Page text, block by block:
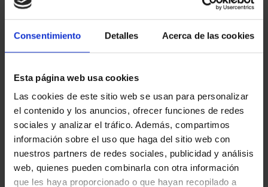
Consentimiento Detalles Acerca de las cookies
Esta página web usa cookies
Las cookies de este sitio web se usan para personalizar
el contenido y los anuncios, ofrecer funciones de redes
sociales y analizar el tráfico. Además, compartimos
información sobre el uso que haga del sitio web con
nuestros partners de redes sociales, publicidad y análisis
web, quienes pueden combinarla con otra información
que les haya proporcionado o que hayan recopilado a
CAPITALES ESPAÑOLAS
- PALENCIA
73,00 €
- GUADALAJARA
73,00 €